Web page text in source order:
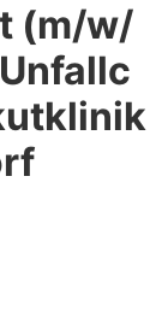
(m/w/